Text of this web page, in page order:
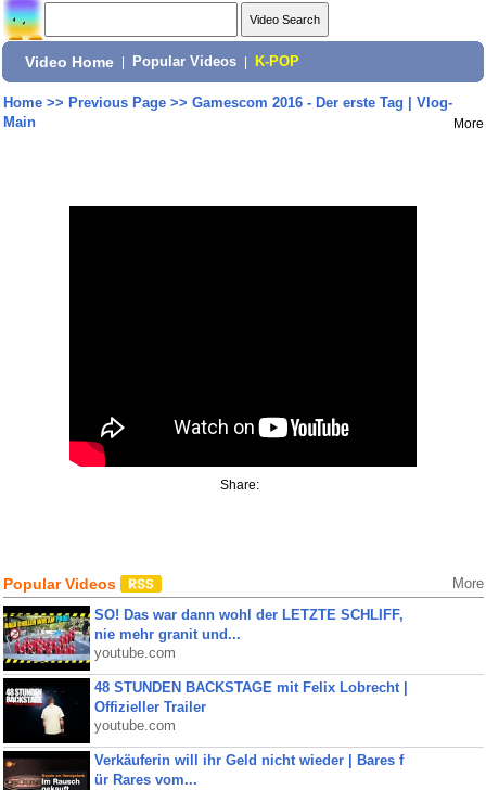
Video Home Popular Videos K-POP
Home>> Previous Page>> Gamescom 2016 - Der erste Tag | Vlog-
Main
More
Share:
Popular Videos More
SO! Das war dann wohl der LETZTE SCHLIFF,
nie mehr granit und...
youtube.com
48 STUNDEN BACKSTAGE mit Felix Lobrecht |
Offizieller Trailer
youtube.com
Verkäuferin will ihr Geld nicht wieder | Bares f
ür Rares vom...